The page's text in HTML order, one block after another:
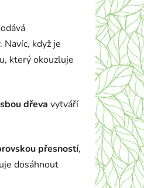
když je
který okouzluje
dřeva vytváří
přesností,
dosáhnout